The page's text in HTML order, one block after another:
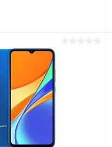
В корзину
К сравнению
В наличии